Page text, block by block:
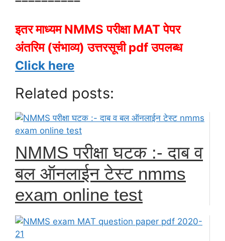
इतर माध्यम NMMS परीक्षा MAT पेपर
अंतरिम (संभाव्य) उत्तरसूची pdf उपलब्ध
Click here
Related posts:
NMMS परीक्षा घटक :- दाब व
बल ऑनलाईन टेस्ट nmms
exam online test